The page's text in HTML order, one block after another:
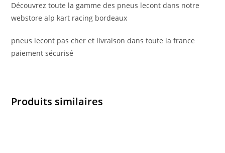
Découvrez toute la gamme des pneus lecont dans notre
webstore alp kart racing bordeaux
pneus lecont pas cher et livraison dans toute la france
paiement sécurisé
Produits similaires